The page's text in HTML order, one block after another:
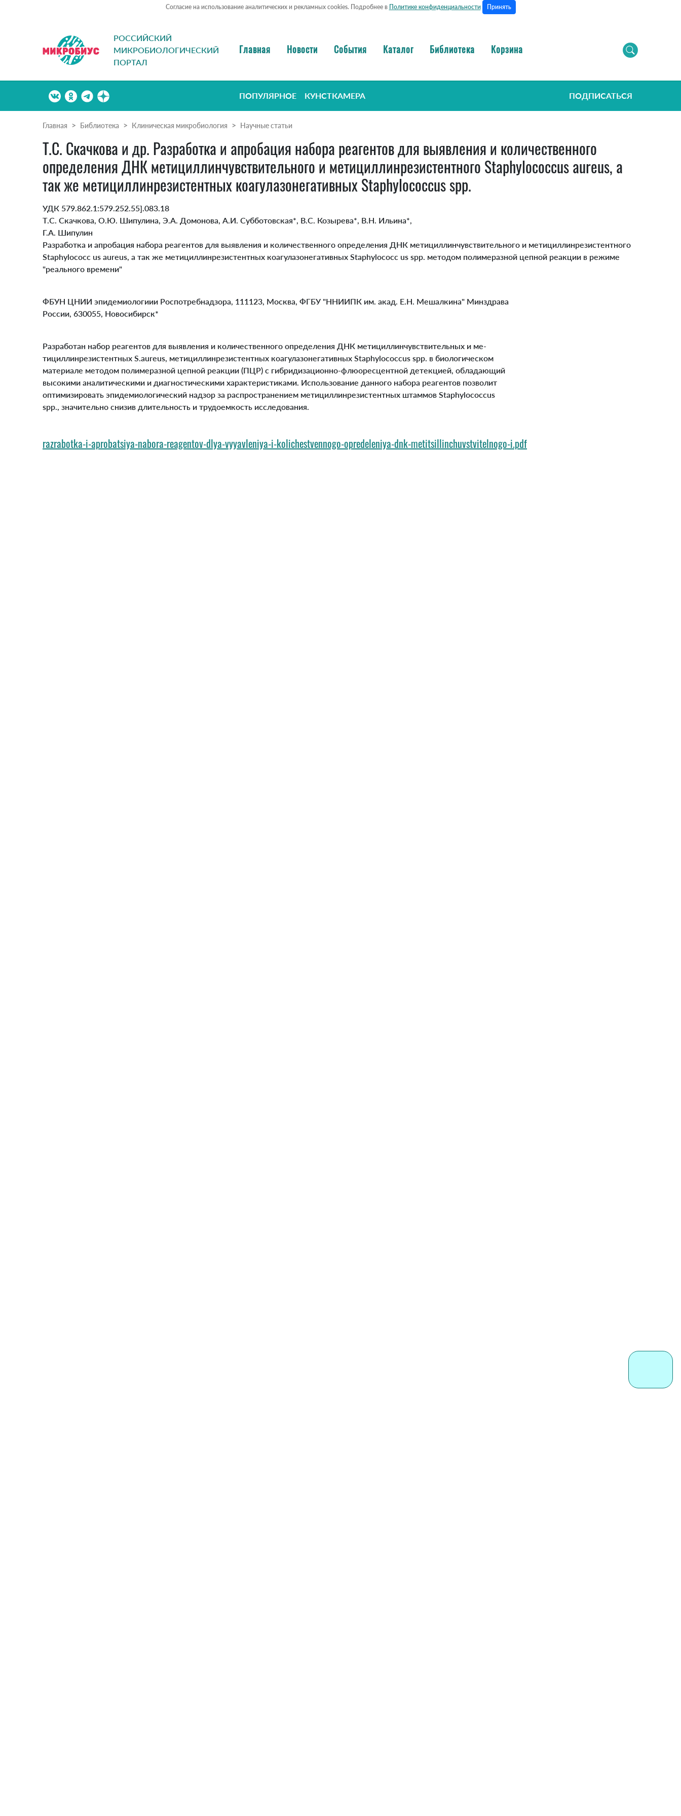
Согласие на использование аналитических и рекламных cookies. Подробнее в Политике конфиденциальности Принять
РОССИЙСКИЙ
МИКРОБИОЛОГИЧЕСКИЙ
ПОРТАЛ
Главная Новости События Каталог Библиотека Корзина
ПОПУЛЯРНОЕ КУНСТКАМЕРА ПОДПИСАТЬСЯ
Главная Библиотека Клиническая микробиология Научные статьи
Т.С. Скачкова и др. Разработка и апробация набора реагентов для выявления и количественного
определения ДНК метициллинчувствительного и метициллинрезистентного Staphylococcus aureus, а
так же метициллинрезистентных коагулазонегативных Staphylococcus spp.
УДК 579.862.1:579.252.55].083.18
Т.С. Скачкова, О.Ю. Шипулина, Э.А. Домонова, А.И. Субботовская*, В.С. Козырева*, В.Н. Ильина*,
Г.А. Шипулин
Разработка и апробация набора реагентов для выявления и количественного определения ДНК метициллинчувствительного и метициллинрезистентного
Staphylococc us aureus, а так же метициллинрезистентных коагулазонегативных Staphylococc us spp. методом полимеразной цепной реакции в режиме
"реального времени"
ФБУН ЦНИИ эпидемиологиии Роспотребнадзора, 111123, Москва, ФГБУ "ННИИПК им. акад. Е.Н. Мешалкина" Минздрава
России, 630055, Новосибирск*
Разработан набор реагентов для выявления и количественного определения ДНК метициллинчувствительных и ме-
тициллинрезистентных S.aureus, метициллинрезистентных коагулазонегативных Staphylococcus spp. в биологическом
материале методом полимеразной цепной реакции (ПЦР) с гибридизационно-флюоресцентной детекцией, обладающий
высокими аналитическими и диагностическими характеристиками. Использование данного набора реагентов позволит
оптимизировать эпидемиологический надзор за распространением метициллинрезистентных штаммов Staphylococcus
spp., значительно снизив длительность и трудоемкость исследования.
razrabotka-i-aprobatsiya-nabora-reagentov-dlya-vyyavleniya-i-kolichestvennogo-opredeleniya-dnk-metitsillinchuvstvitelnogo-i.pdf